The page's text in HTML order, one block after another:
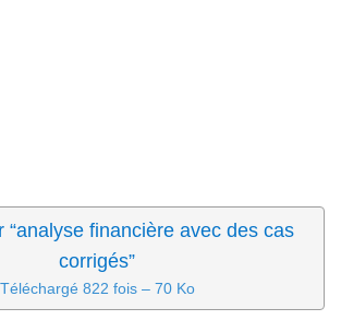
“analyse financière avec des cas
corrigés”
Téléchargé 822 fois – 70 Ko